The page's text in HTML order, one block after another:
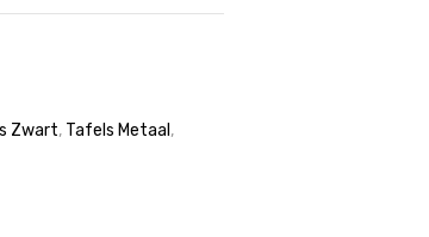
Zwart, Tafels Metaal ,